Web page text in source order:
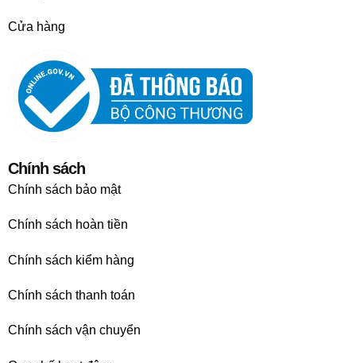
Cửa hàng
Chính sách
Chính sách bảo mật
Chính sách hoàn tiền
Chính sách kiểm hàng
Chính sách thanh toán
Chính sách vận chuyển